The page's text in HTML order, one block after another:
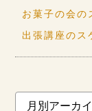
お菓子の会の
出張講座のス